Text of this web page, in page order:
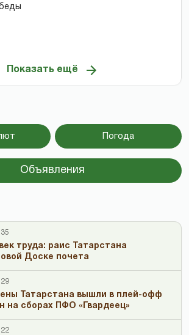
Показать ещё
Погода
Объявления
труда: раис Татарстана
Доске почета
Татарстана вышли в плей-офф
на сборах ПФО «Гвардеец»